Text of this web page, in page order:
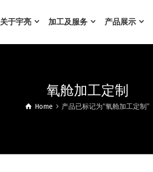
关于宇亮 加工及服务 产品展示
氧舱加工定制
Home 产品已标记为“氧舱加工定制”